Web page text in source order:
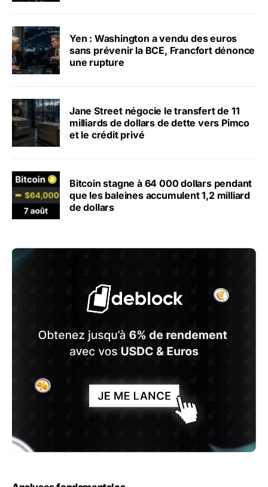
Yen : Washington a vendu des euros
sans prévenir la BCE, Francfort dénonce
une rupture
Jane Street négocie le transfert de 11
milliards de dollars de dette vers Pimco
et le crédit privé
Bitcoin stagne à 64 000 dollars pendant
que les baleines accumulent 1,2 milliard
de dollars